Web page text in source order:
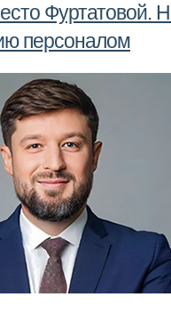
персоналом